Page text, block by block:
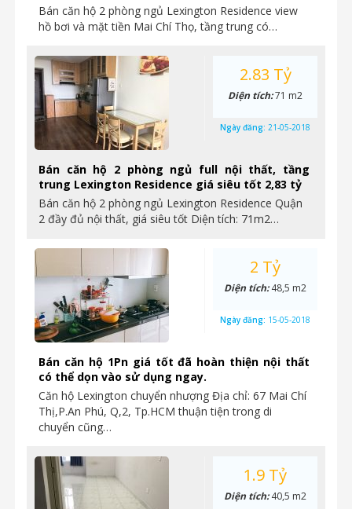
Bán căn hộ 2 phòng ngủ Lexington Residence view
hồ bơi và mặt tiền Mai Chí Thọ, tầng trung có…
Bán căn hộ 2 phòng ngủ full nội thất, tầng
trung Lexington Residence giá siêu tốt 2,83 tỷ
Bán căn hộ 2 phòng ngủ Lexington Residence Quận
2 đầy đủ nội thất, giá siêu tốt Diện tích: 71m2…
2.83 Tỷ
Diện tích:71 m2
Ngày đăng: 21-05-2018
Bán căn hộ 1Pn giá tốt đã hoàn thiện nội thất
có thể dọn vào sử dụng ngay.
Căn hộ Lexington chuyển nhượng Địa chỉ: 67 Mai Chí
Thị,P.An Phú, Q,2, Tp.HCM thuận tiện trong di
chuyển cũng…
2 Tỷ
Diện tích:48,5 m2
Ngày đăng: 15-05-2018
1.9 Tỷ
Diện tích:40,5 m2